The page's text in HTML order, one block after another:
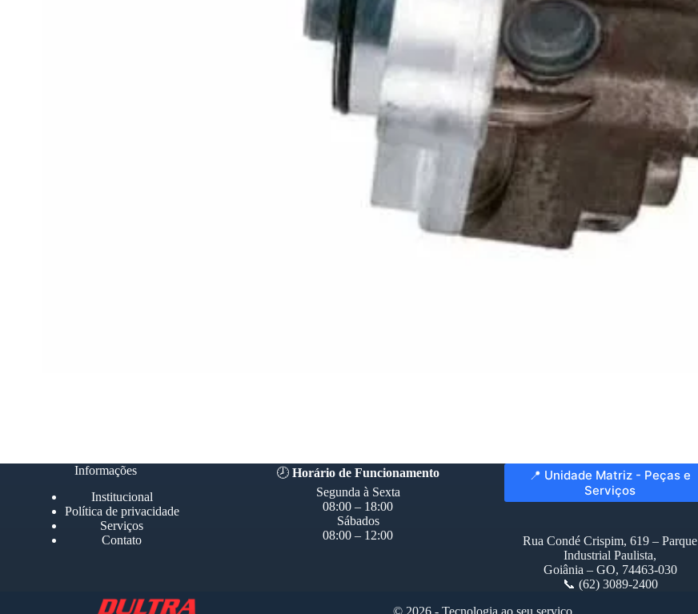
Informações
Institucional
Política de privacidade
Serviços
Contato
🕗Horário de Funcionamento
Segunda à Sexta
08:00 – 18:00
Sábados
08:00 – 12:00
📍 Unidade Matriz - Peças e
Serviços
Rua Condé Crispim, 619 – Parque
Industrial Paulista,
Goiânia – GO, 74463-030
📞 (62) 3089-2400
© 2026 - Tecnologia ao seu serviço.